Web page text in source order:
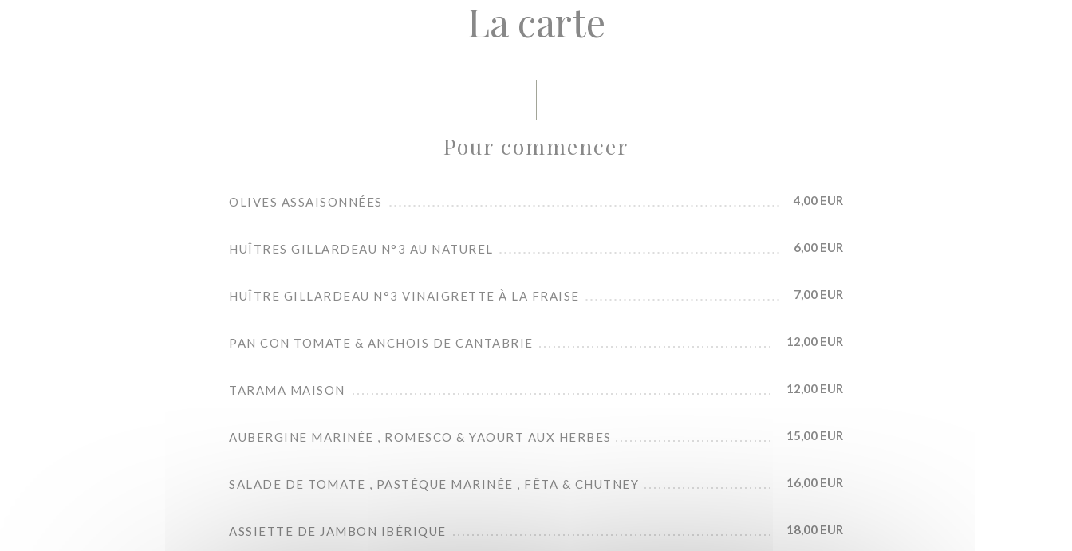
La carte
Pour commencer
OLIVES ASSAISONNÉES 4,00 EUR
HUÎTRES GILLARDEAU N°3 AU NATUREL 6,00 EUR
HUÎTRE GILLARDEAU N°3 VINAIGRETTE À LA FRAISE 7,00 EUR
PAN CON TOMATE & ANCHOIS DE CANTABRIE 12,00 EUR
TARAMA MAISON 12,00 EUR
AUBERGINE MARINÉE , ROMESCO & YAOURT AUX HERBES 15,00 EUR
SALADE DE TOMATE , PASTÈQUE MARINÉE , FÊTA & CHUTNEY 16,00 EUR
ASSIETTE DE JAMBON IBÉRIQUE 18,00 EUR